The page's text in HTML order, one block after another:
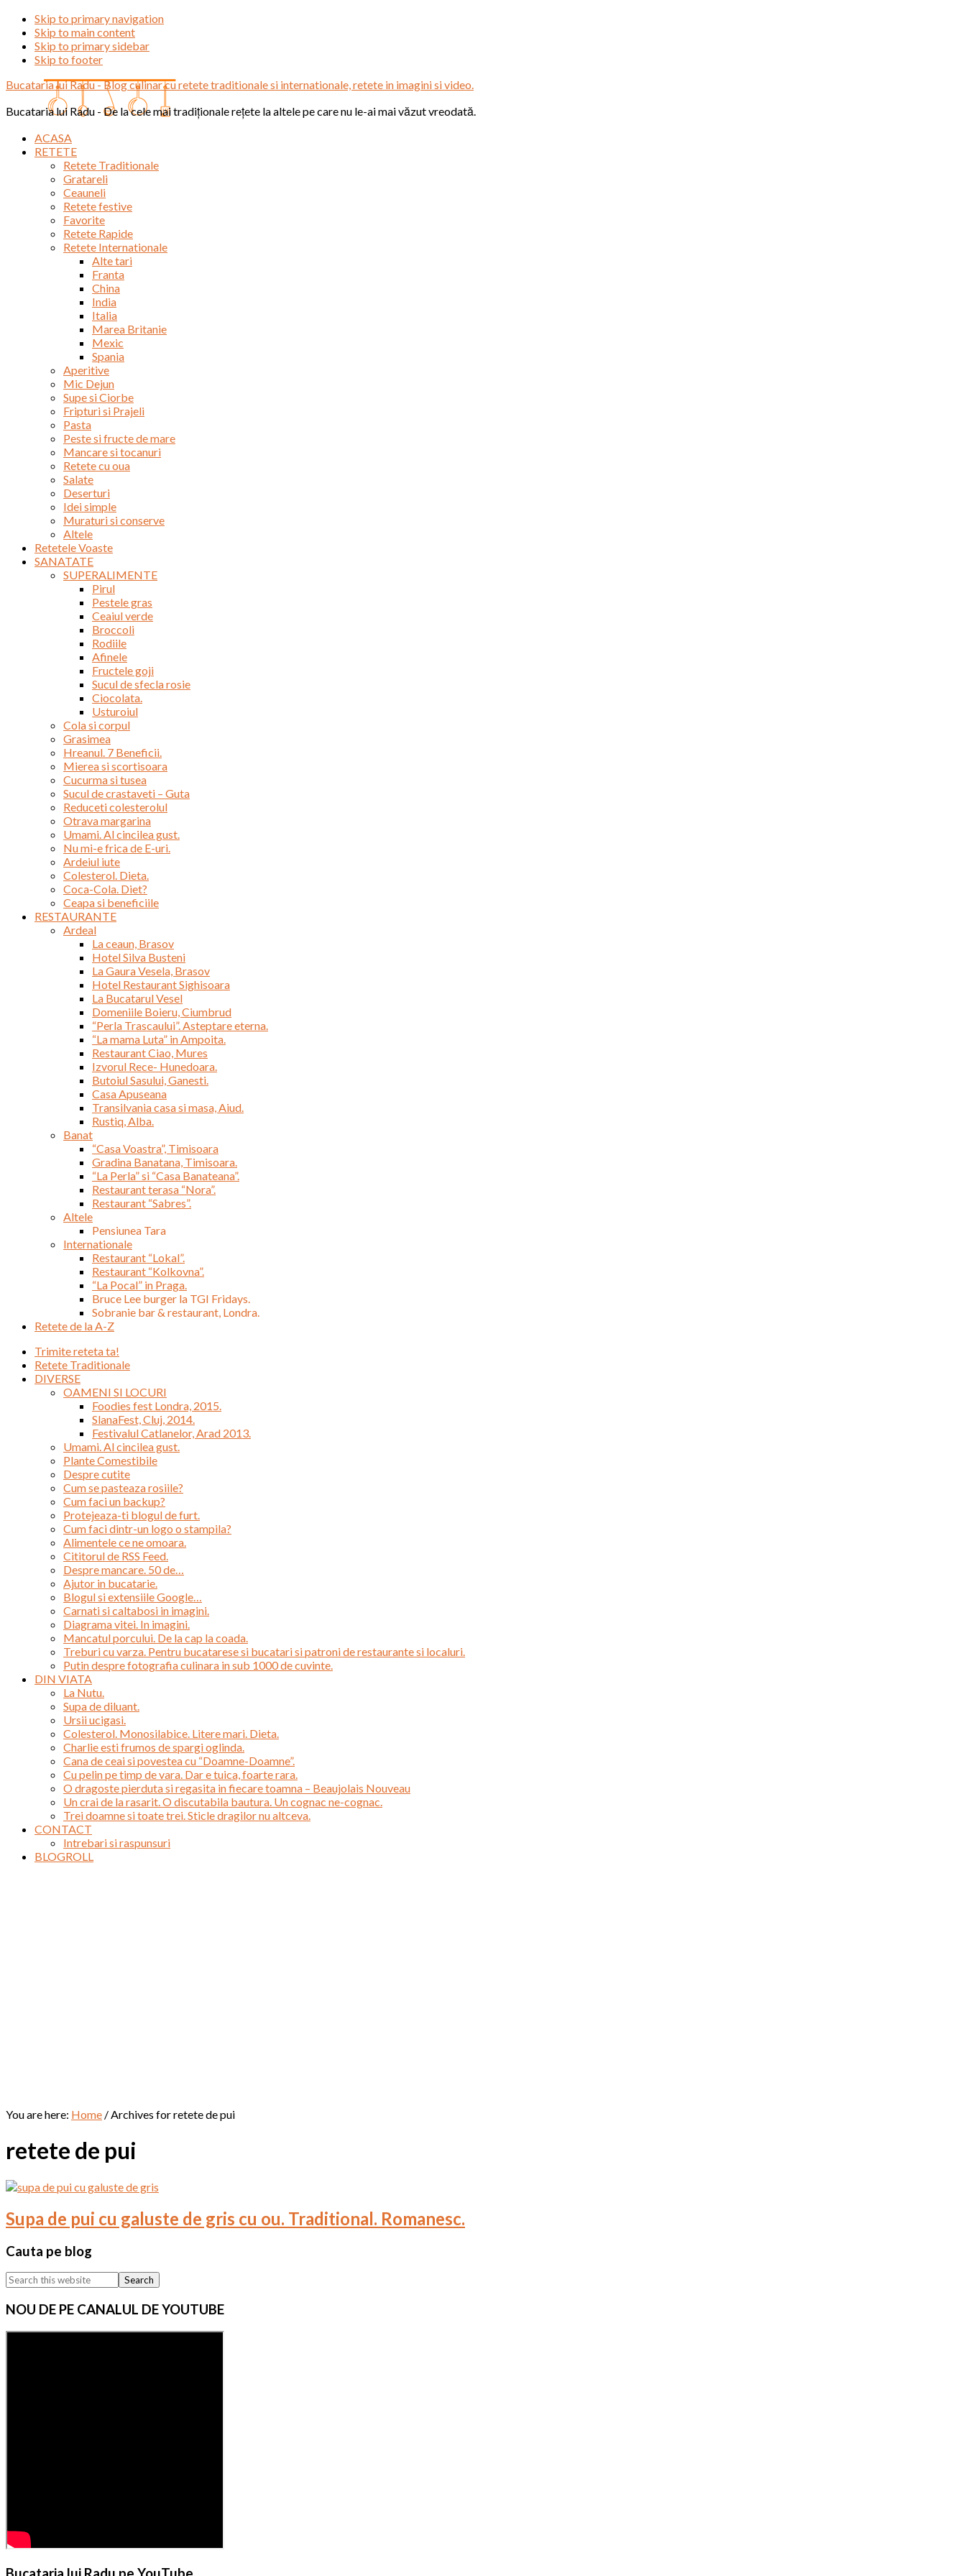
Skip to primary navigation
Skip to main content
Skip to primary sidebar
Skip to footer
Bucataria lui Radu - Blog culinar cu retete traditionale si internationale, retete in imagini si video.
Bucataria lui Radu - De la cele mai tradiționale rețete la altele pe care nu le-ai mai văzut vreodată.
ACASA
RETETE
Retete Traditionale
Gratareli
Ceauneli
Retete festive
Favorite
Retete Rapide
Retete Internationale
Alte tari
Franta
China
India
Italia
Marea Britanie
Mexic
Spania
Aperitive
Mic Dejun
Supe si Ciorbe
Fripturi si Prajeli
Pasta
Peste si fructe de mare
Mancare si tocanuri
Retete cu oua
Salate
Deserturi
Idei simple
Muraturi si conserve
Altele
Retetele Voaste
SANATATE
SUPERALIMENTE
Pirul
Pestele gras
Ceaiul verde
Broccoli
Rodiile
Afinele
Fructele goji
Sucul de sfecla rosie
Ciocolata.
Usturoiul
Cola si corpul
Grasimea
Hreanul. 7 Beneficii.
Mierea si scortisoara
Cucurma si tusea
Sucul de crastaveti – Guta
Reduceti colesterolul
Otrava margarina
Umami. Al cincilea gust.
Nu mi-e frica de E-uri.
Ardeiul iute
Colesterol. Dieta.
Coca-Cola. Diet?
Ceapa si beneficiile
RESTAURANTE
Ardeal
La ceaun, Brasov
Hotel Silva Busteni
La Gaura Vesela, Brasov
Hotel Restaurant Sighisoara
La Bucatarul Vesel
Domeniile Boieru, Ciumbrud
“Perla Trascaului”. Asteptare eterna.
“La mama Luta” in Ampoita.
Restaurant Ciao, Mures
Izvorul Rece- Hunedoara.
Butoiul Sasului, Ganesti.
Casa Apuseana
Transilvania casa si masa, Aiud.
Rustiq, Alba.
Banat
“Casa Voastra”, Timisoara
Gradina Banatana, Timisoara.
“La Perla” si “Casa Banateana”.
Restaurant terasa “Nora”.
Restaurant “Sabres”.
Altele
Pensiunea Tara
Internationale
Restaurant “Lokal”.
Restaurant “Kolkovna”.
“La Pocal” in Praga.
Bruce Lee burger la TGI Fridays.
Sobranie bar & restaurant, Londra.
Retete de la A-Z
Trimite reteta ta!
Retete Traditionale
DIVERSE
OAMENI SI LOCURI
Foodies fest Londra, 2015.
SlanaFest, Cluj, 2014.
Festivalul Catlanelor, Arad 2013.
Umami. Al cincilea gust.
Plante Comestibile
Despre cutite
Cum se pasteaza rosiile?
Cum faci un backup?
Protejeaza-ti blogul de furt.
Cum faci dintr-un logo o stampila?
Alimentele ce ne omoara.
Cititorul de RSS Feed.
Despre mancare. 50 de…
Ajutor in bucatarie.
Blogul si extensiile Google…
Carnati si caltabosi in imagini.
Diagrama vitei. In imagini.
Mancatul porcului. De la cap la coada.
Treburi cu varza. Pentru bucatarese si bucatari si patroni de restaurante si localuri.
Putin despre fotografia culinara in sub 1000 de cuvinte.
DIN VIATA
La Nutu.
Supa de diluant.
Ursii ucigasi.
Colesterol. Monosilabice. Litere mari. Dieta.
Charlie esti frumos de spargi oglinda.
Cana de ceai si povestea cu “Doamne-Doamne”.
Cu pelin pe timp de vara. Dar e tuica, foarte rara.
O dragoste pierduta si regasita in fiecare toamna – Beaujolais Nouveau
Un crai de la rasarit. O discutabila bautura. Un cognac ne-cognac.
Trei doamne si toate trei. Sticle dragilor nu altceva.
CONTACT
Intrebari si raspunsuri
BLOGROLL
You are here: Home /Archives for retete de pui
retete de pui
Supa de pui cu galuste de gris cu ou. Traditional. Romanesc.
Primary
Sidebar
Cauta pe blog
Search
this
website
NOU DE PE CANALUL DE YOUTUBE
Bucataria lui Radu pe YouTube